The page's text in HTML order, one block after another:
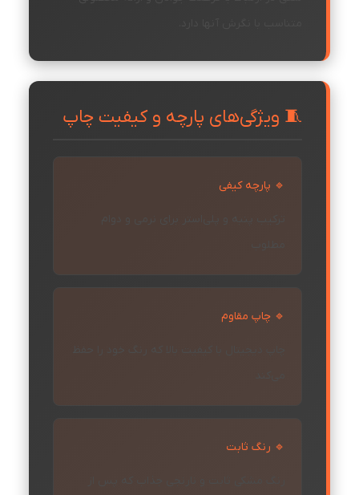
🧵 ویژگی‌های پارچه و کیفیت چاپ
🔹 پارچه کیفی
🔹 چاپ مقاوم
🔹 رنگ ثابت